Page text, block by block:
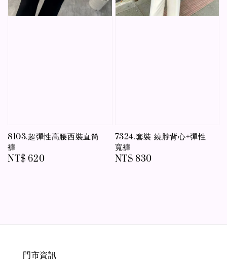
8103.超彈性高腰西裝直筒
褲
Regular
NT$ 620
7324.套裝-繞脖背心+彈性
寬褲
Regular
NT$ 830
門市資訊